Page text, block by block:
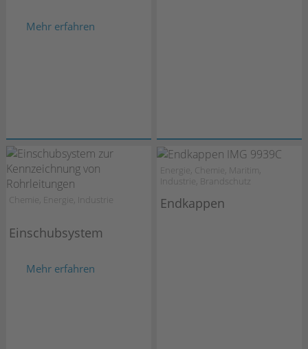
Mehr erfahren
Chemie, Energie, Industrie
Einschubsystem
Mehr erfahren
Energie, Chemie, Maritim,
Industrie, Brandschutz
Endkappen